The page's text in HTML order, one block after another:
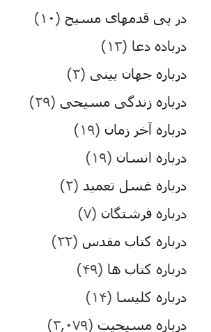
در پی قدمهای مسیح (۱۰)
درباده دعا (۱۳)
درباره جهان بینی (۳)
درباره زندگی مسیحی (۲۹)
درباره آخر زمان (۱۹)
درباره انسان (۱۹)
درباره غسل تعمید (۲)
درباره فرشتگان (۷)
درباره کتاب مقدس (۲۲)
درباره کتاب ها (۴۹)
درباره کلیسا (۱۴)
درباره مسیحیت (۳,۰۷۹)